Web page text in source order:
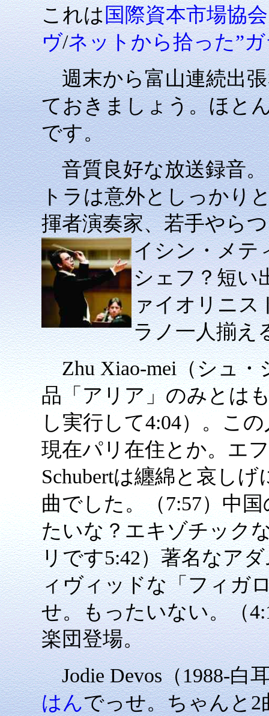
これは国際資本市場協
ヴ/ネットから拾った”
週末から富山連続出張
ておきましょう。ほと
です。
音質良好な放送録音。
トラは意外としっかり
揮者演奏家、若手やら
イシン・メテ
シェフ？短い
ァイオリニス
ラノ一人揃え
Zhu Xiao-mei（シュ・
品「アリア」のみとは
し実行して4:04）。こ
現在パリ在住とか。エ
Schubertは纏綿と哀し
曲でした。（7:57）中
たいな？エキゾチック
リです5:42）著名なア
ィヴィッドな「フィガ
せ。もったいない。（
楽団登場。
Jodie Devos（1988-白
はんでっせ。ちゃんと